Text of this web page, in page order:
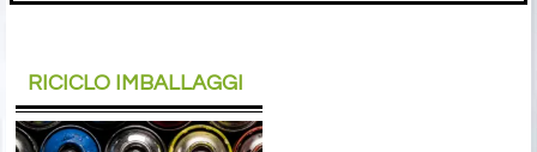
RICICLO IMBALLAGGI